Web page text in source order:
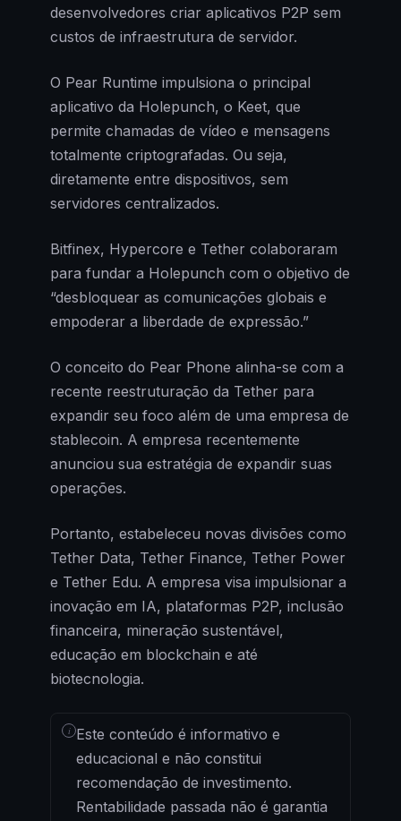
desenvolvedores criar aplicativos P2P sem
custos de infraestrutura de servidor.
O Pear Runtime impulsiona o principal
aplicativo da Holepunch, o Keet, que
permite chamadas de vídeo e mensagens
totalmente criptografadas. Ou seja,
diretamente entre dispositivos, sem
servidores centralizados.
Bitfinex, Hypercore e Tether colaboraram
para fundar a Holepunch com o objetivo de
“desbloquear as comunicações globais e
empoderar a liberdade de expressão.”
O conceito do Pear Phone alinha-se com a
recente reestruturação da Tether para
expandir seu foco além de uma empresa de
stablecoin. A empresa recentemente
anunciou sua estratégia de expandir suas
operações.
Portanto, estabeleceu novas divisões como
Tether Data, Tether Finance, Tether Power
e Tether Edu. A empresa visa impulsionar a
inovação em IA, plataformas P2P, inclusão
financeira, mineração sustentável,
educação em blockchain e até
biotecnologia.
i Este conteúdo é informativo e
educacional e não constitui
recomendação de investimento.
Rentabilidade passada não é garantia